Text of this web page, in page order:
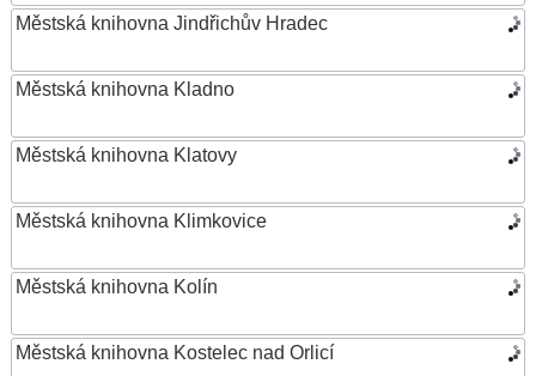
Městská knihovna Jindřichův Hradec
Městská knihovna Kladno
Městská knihovna Klatovy
Městská knihovna Klimkovice
Městská knihovna Kolín
Městská knihovna Kostelec nad Orlicí